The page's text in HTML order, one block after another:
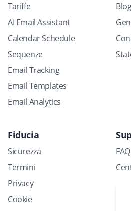
Tariffe
AI Email Assistant
Calendar Schedule
Sequenze
Email Tracking
Email Templates
Email Analytics
Blog
Fiducia
Sicurezza
Termini
Privacy
Cookie
FAQ